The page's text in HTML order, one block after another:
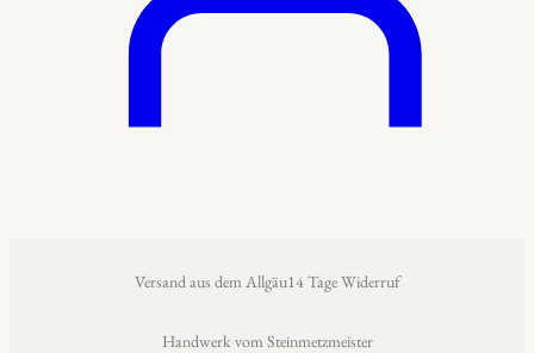
Versand aus dem Allgäu14 Tage Widerruf
Handwerk vom Steinmetzmeister